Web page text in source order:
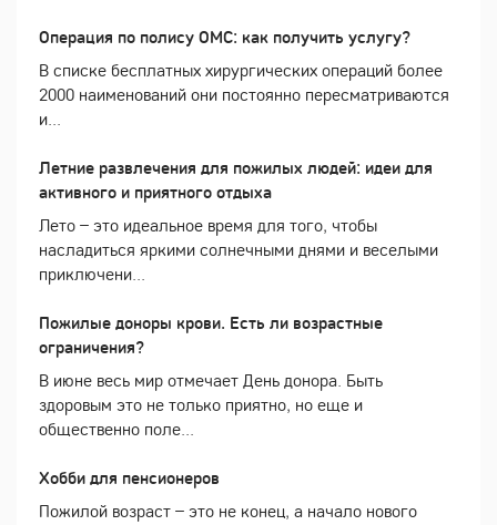
Операция по полису ОМС: как получить услугу?
В списке бесплатных хирургических операций более
2000 наименований они постоянно пересматриваются
и...
Летние развлечения для пожилых людей: идеи для
активного и приятного отдыха
Лето – это идеальное время для того, чтобы
насладиться яркими солнечными днями и веселыми
приключени...
Пожилые доноры крови. Есть ли возрастные
ограничения?
В июне весь мир отмечает День донора. Быть
здоровым это не только приятно, но еще и
общественно поле...
Хобби для пенсионеров
Пожилой возраст – это не конец, а начало нового